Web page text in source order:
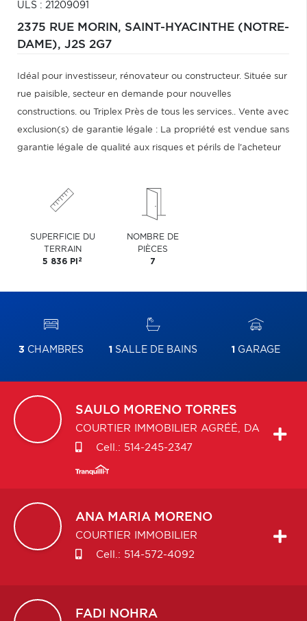
ULS : 21209091
2375 RUE MORIN, SAINT-HYACINTHE (NOTRE-
DAME), J2S 2G7
Idéal pour investisseur, rénovateur ou constructeur. Située sur
rue paisible, secteur en demande pour nouvelles
constructions. ou Triplex Près de tous les services.. Vente avec
exclusion(s) de garantie légale : La propriété est vendue sans
garantie légale de qualité aux risques et périls de l'acheteur
SUPERFICIE DU
TERRAIN
5 836 PI 2
NOMBRE DE
PIÈCES
7
3 CHAMBRES 1 SALLE DE BAINS 1 GARAGE
SAULO MORENO TORRES
COURTIER IMMOBILIER AGRÉÉ, DA
Cell.: 514-245-2347
ANA MARIA MORENO
COURTIER IMMOBILIER
Cell.: 514-572-4092
FADI NOHRA